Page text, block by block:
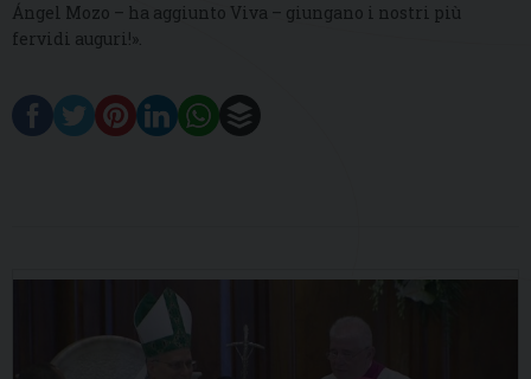
Ángel Mozo – ha aggiunto Viva – giungano i nostri più
fervidi auguri!».